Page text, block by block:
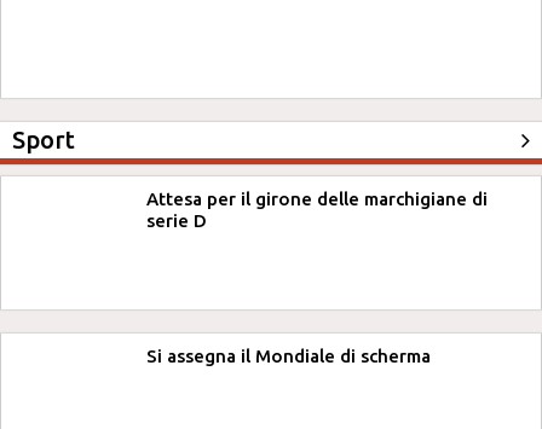
Sport
Attesa per il girone delle marchigiane di
serie D
Si assegna il Mondiale di scherma